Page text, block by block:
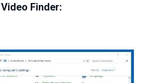
Video Finder: